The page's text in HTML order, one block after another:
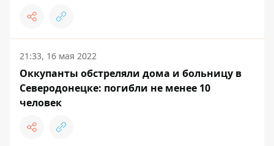
21:33, 16 мая 2022
Оккупанты обстреляли дома и больницу в
Северодонецке: погибли не менее 10
человек